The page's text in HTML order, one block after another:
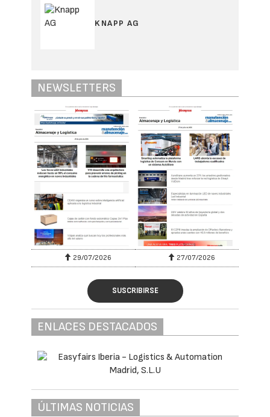
KNAPP AG
NEWSLETTERS
29/07/2026 27/07/2026
SUSCRIBIRSE
ENLACES DESTACADOS
ÚLTIMAS NOTICIAS